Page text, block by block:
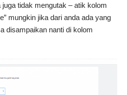
tidak mengutak – atik kolom
mungkin jika dari anda ada yang
disampaikan nanti di kolom